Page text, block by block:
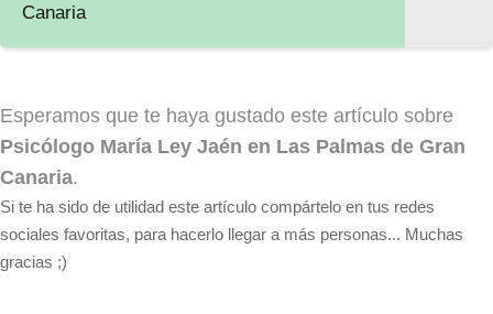
Canaria
Esperamos que te haya gustado este artículo sobre
Psicólogo María Ley Jaén en Las Palmas de Gran
Canaria.
Si te ha sido de utilidad este artículo compártelo en tus redes
sociales favoritas, para hacerlo llegar a más personas... Muchas
gracias ;)